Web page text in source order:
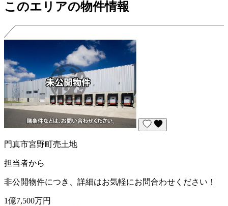
このエリアの物件情報
門真市宮野町売土地
担当者から
非公開物件につき、詳細はお気軽にお問合わせください！
1億7,500万円